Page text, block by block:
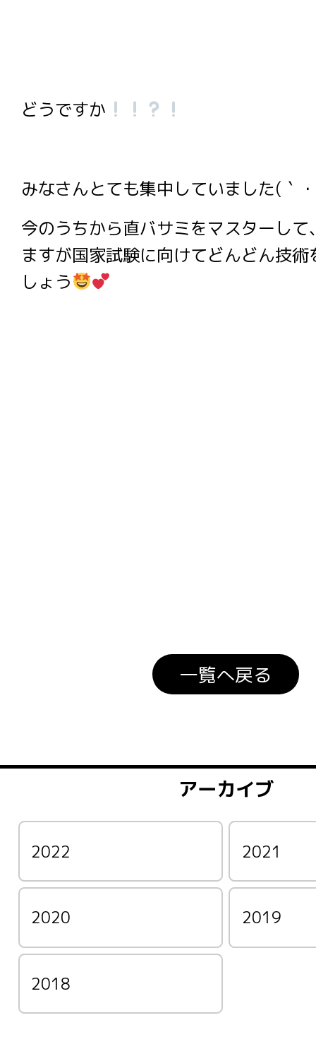
どうですか
みなさんとても集中していました(｀
今のうちから直バサミをマスターし
ますが国家試験に向けてどんどん技
しょう
一覧へ戻る
アーカイブ
2022 2021
2020 2019
2018